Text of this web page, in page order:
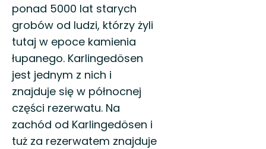
ponad 5000 lat starych
grobów od ludzi, którzy żyli
tutaj w epoce kamienia
łupanego. Karlingedösen
jest jednym z nich i
znajduje się w północnej
części rezerwatu. Na
zachód od Karlingedösen i
tuż za rezerwatem znajduje